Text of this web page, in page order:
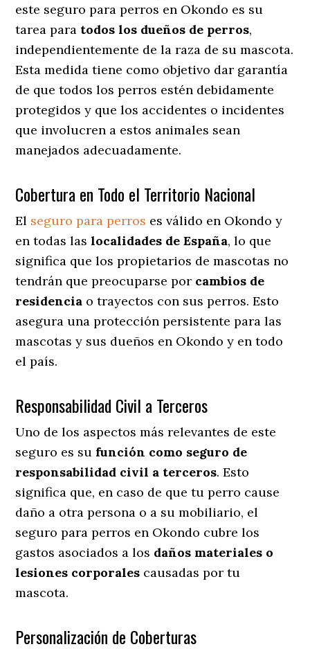
este seguro para perros en Okondo es su
tarea para todos los dueños de perros,
independientemente de la raza de su mascota.
Esta medida tiene como objetivo dar garantía
de que todos los perros estén debidamente
protegidos y que los accidentes o incidentes
que involucren a estos animales sean
manejados adecuadamente.
Cobertura en Todo el Territorio Nacional
El seguro para perros es válido en Okondo y
en todas laslocalidades de España, lo que
significa que los propietarios de mascotas no
tendrán que preocuparse por cambios de
residencia o trayectos con sus perros. Esto
asegura una protección persistente para las
mascotas y sus dueños en Okondo y en todo
el país.
Responsabilidad Civil a Terceros
Uno de los aspectos más relevantes de este
seguro es su función como seguro de
responsabilidad civil a terceros. Esto
significa que, en caso de que tu perro cause
daño a otra persona o a su mobiliario, el
seguro para perros en Okondo cubre los
gastos asociados a los daños materiales o
lesiones corporales causadas por tu
mascota.
Personalización de Coberturas